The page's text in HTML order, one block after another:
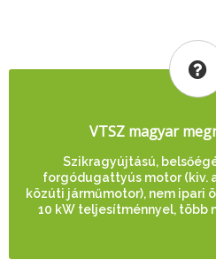
VTSZ magyar
Szikragyújtású,
forgódugattyús motor (kiv.
közúti járműmotor), nem ipari
10 kW teljesítménnyel, több